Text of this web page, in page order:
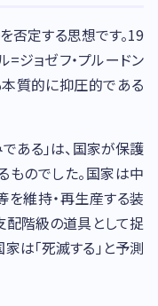
否定する思想です。19
=ジョゼフ・プルードン
本質的に抑圧的である
ある」は、国家が保護
のでした。国家は中
維持・再生産する装
配階級の道具として捉
は「死滅する」と予測